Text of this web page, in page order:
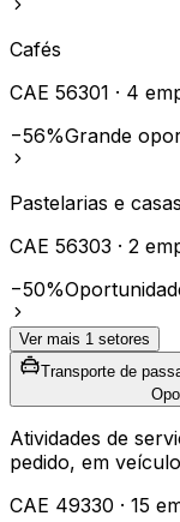
Cafés
CAE 56301 · 4
−56%Grande
Pastelarias e
CAE 56303 · 2
−50%
Ver mais 1 setores
Transporte de
Atividades de
pedido, em
CAE 49330 · 15